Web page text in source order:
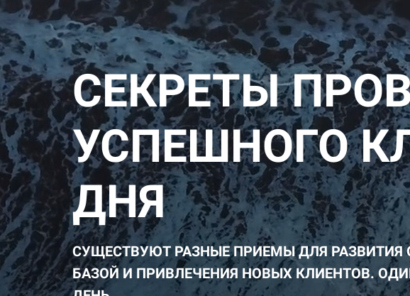
СЕКРЕТЫ
УСПЕШНОГО
ДНЯ
СУЩЕСТВУЮТ РАЗНЫЕ ПРИЕМЫ ДЛЯ
БАЗОЙ И ПРИВЛЕЧЕНИЯ НОВЫХ КЛИЕНТОВ.